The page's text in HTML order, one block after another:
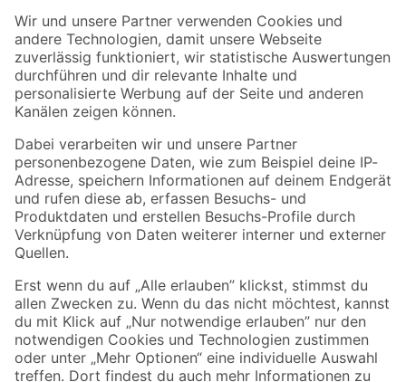
Der toom Newsletter: Keine Angebote und Aktionen mehr verpassen!
Zur Newsletter Anmeldung
Folge uns
Zahlungsarten Versandarten
Sicher einkaufen
Jetzt die toom-App herunterladen